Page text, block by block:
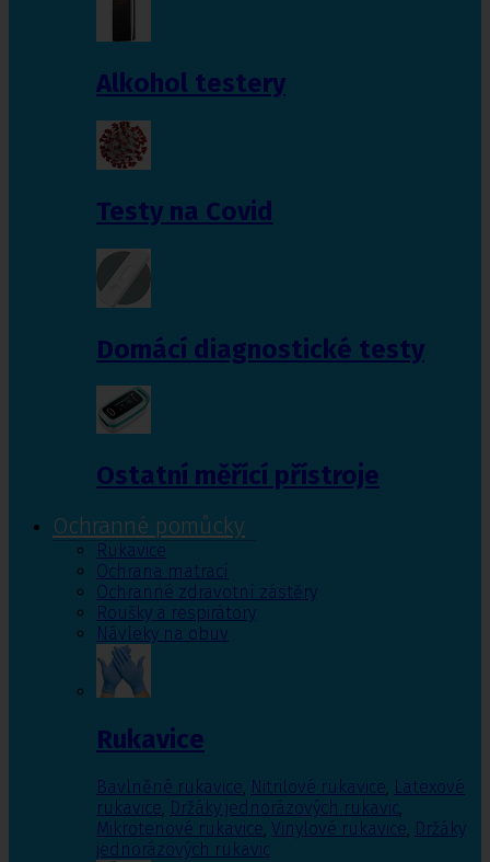
Alkohol testery
Testy na Covid
Domácí diagnostické testy
Ostatní měřící přístroje
Ochranné pomůcky
Rukavice
Ochrana matrací
Ochranné zdravotní zástěry
Roušky a respirátory
Návleky na obuv
Rukavice
Bavlněné rukavice, Nitrilové rukavice, Latexové
rukavice, Držáky jednorázových rukavic,
Mikrotenové rukavice, Vinylové rukavice, Držáky
jednorázových rukavic